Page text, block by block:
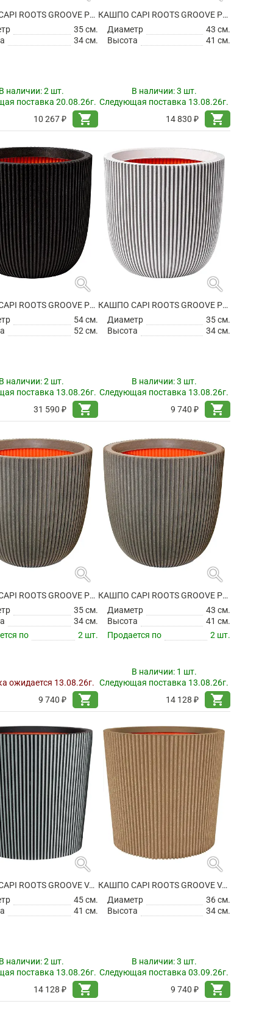
КАШПО CAPI ROOTS GROOVE PLANTER BALL BLACK GOLD
35 см.
34 см.
наличии:2 шт.
поставка 20.08.26г.
10 267 ₽
shopping_cart
КАШПО CAPI ROOTS GROOVE PLANTER BALL BLACK GOLD
Диаметр
43 см.
Высота
41 см.
В наличии:3 шт.
Следующая поставка 13.08.26г.
14 830 ₽
shopping_cart
search
КАШПО CAPI ROOTS GROOVE PLANTER BALL BLACK
54 см.
52 см.
наличии:2 шт.
поставка 13.08.26г.
31 590 ₽
shopping_cart
search
КАШПО CAPI ROOTS GROOVE PLANTER BALL IVORY
Диаметр
35 см.
Высота
34 см.
В наличии:3 шт.
Следующая поставка 13.08.26г.
9 740 ₽
shopping_cart
search
КАШПО CAPI ROOTS GROOVE PLANTER BALL WARM TAUPE
35 см.
34 см.
по
2 шт.
ожидается 13.08.26г.
9 740 ₽
shopping_cart
search
КАШПО CAPI ROOTS GROOVE PLANTER BALL WARM TAUPE
Диаметр
43 см.
Высота
41 см.
Продается по
2 шт.
В наличии: 1 шт.
Следующая поставка 13.08.26г.
14 128 ₽
shopping_cart
search
КАШПО CAPI ROOTS GROOVE VASE CONICAL ANTHRACITE
45 см.
41 см.
наличии:2 шт.
поставка 13.08.26г.
14 128 ₽
shopping_cart
search
КАШПО CAPI ROOTS GROOVE VASE CONICAL BEIGE
Диаметр
36 см.
Высота
34 см.
В наличии:3 шт.
Следующая поставка 03.09.26г.
9 740 ₽
shopping_cart